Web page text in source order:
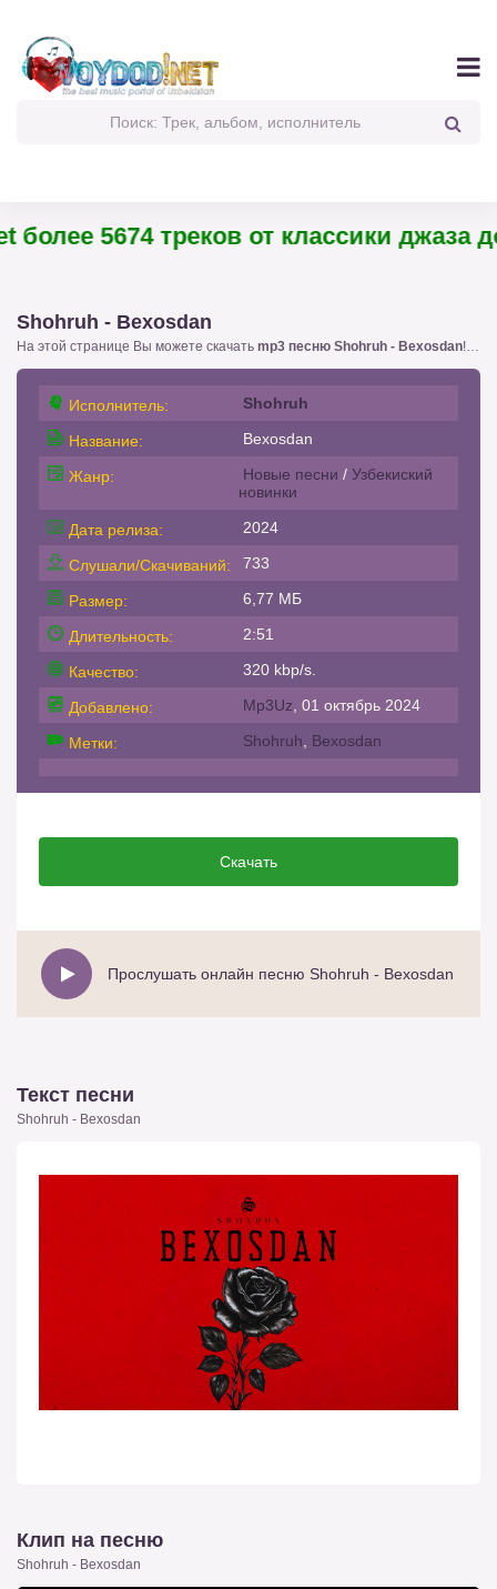
5674 треков от классики джаза до
Shohruh - Bexosdan
На этой странице Вы можете скачать mp3 песню Shohruh - Bexosdan!. с размером 6,77 бесплатно или слушать
Исполнитель: Shohruh
Название: Bexosdan
Жанр: Новые песни / Узбекиский
новинки
Дата релиза: 2024
Слушали/Скачиваний: 733
Размер: 6,77 МБ
Длительность: 2:51
Качество: 320 kbp/s.
Добавлено: Mp3Uz , 01 октябрь 2024
Метки: Shohruh Bexosdan
Скачать
Прослушать онлайн песню Shohruh - Bexosdan
Текст песни
Shohruh - Bexosdan
Клип на песню
Shohruh - Bexosdan